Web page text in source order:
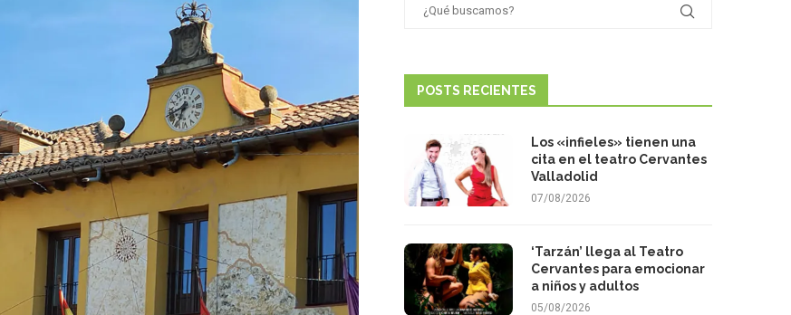
POSTS RECIENTES
Los «infieles» tienen una
cita en el teatro Cervantes
Valladolid
07/08/2026
‘Tarzán’ llega al Teatro
Cervantes para emocionar
a niños y adultos
05/08/2026